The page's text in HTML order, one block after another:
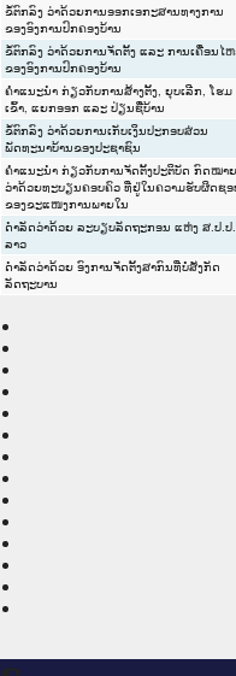
ຂໍ້ຕົກລົງ ວ່າດ້ວຍການອອກເອກະສານທາງການ
ຂອງອົງການປົກຄອງບ້ານ
ຂໍ້ຕົກລົງ ວ່າດ້ວຍການຈັດຕັ້ງ ແລະ ການເຄື່ອນໄ
ຂອງອົງການປົກຄອງບ້ານ
ຄຳແນະນຳ ກ່ຽວກັບການສ້າງຕັ້ງ, ຍຸບເລີກ, ໂຮມ
ເຂົ້າ, ແຍກອອກ ແລະ ປ່ຽນຊື່ບ້ານ
ຂໍ້ຕົກລົງ ວ່າດ້ວຍການເກັບເງິນປະກອບສ່ວນ
ພັດທະນາບ້ານຂອງປະຊາຊົນ
ຄຳແນະນຳ ກ່ຽວກັບການຈັດຕັ້ງປະຕິບັດ ກົດໝາຍ
ວ່າດ້ວຍທະບຽນຄອບຄົວ ທີ່ຢູ່ໃນຄວາມຮັບຜິດຊອ
ຂອງຂະແໜງການພາຍໃນ
ດຳລັດວ່າດ້ວຍ ລະບຽບລັດຖະກອນ ແຫ່ງ ສ.ປ.ປ.
ລາວ
ດຳລັດວ່າດ້ວຍ ອົງການຈັດຕັ້ງສາກົນທີ່ບໍ່ສັງກັດ
ລັດຖະບານ